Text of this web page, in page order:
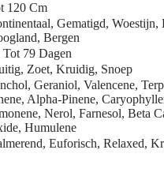
120 Cm
Gematigd, Woestijn,
Bergen
Tot 79 Dagen
Zoet, Kruidig, Snoep
Geraniol, Valencene,
Alpha-Pinene,
Nerol, Farnesol, Beta
Humulene
Euforisch, Relaxed,